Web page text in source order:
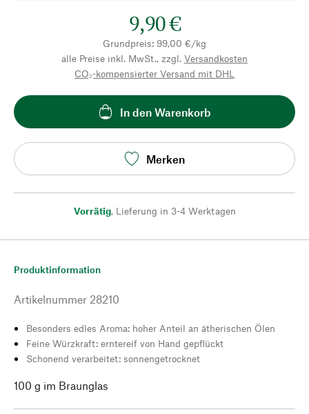
9,90 €
Grundpreis: 99,00 €/kg
alle Preise inkl. MwSt., zzgl. Versandkosten
CO₂-kompensierter Versand mit DHL
In den Warenkorb
Merken
Vorrätig, Lieferung in 3-4 Werktagen
Produktinformation
Artikelnummer 28210
Besonders edles Aroma: hoher Anteil an ätherischen Ölen
Feine Würzkraft: erntereif von Hand gepflückt
Schonend verarbeitet: sonnengetrocknet
100 g im Braunglas